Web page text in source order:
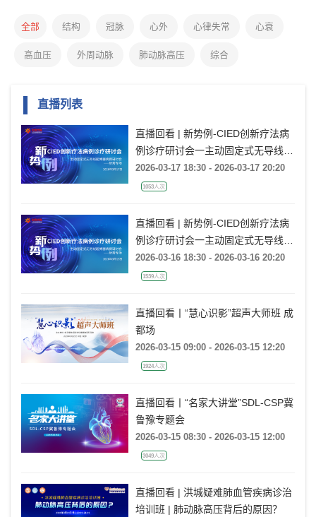
全部 结构 冠脉 心外 心律失常 心衰
高血压 外周动脉 肺动脉高压 综合
直播列表
直播回看 | 新势例-CIED创新疗法病
例诊疗研讨会一主动固定式无导线起
搏器病例研讨会一新秀专场
2026-03-17 18:30 - 2026-03-17 20:20
1053人次
直播回看 | 新势例-CIED创新疗法病
例诊疗研讨会一主动固定式无导线起
搏器病例研讨会一新秀专场
2026-03-16 18:30 - 2026-03-16 20:20
1539人次
直播回看丨“慧心识影”超声大师班 成
都场
2026-03-15 09:00 - 2026-03-15 12:20
1924人次
直播回看丨“名家大讲堂”SDL-CSP冀
鲁豫专题会
2026-03-15 08:30 - 2026-03-15 12:00
3049人次
直播回看 | 洪城疑难肺血管疾病诊治
培训班 | 肺动脉高压背后的原因？